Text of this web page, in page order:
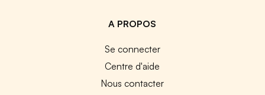
A PROPOS
Se connecter
Centre d'aide
Nous contacter